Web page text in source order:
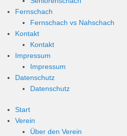
Fernschach
Fernschach vs Nahschach
Kontakt
Kontakt
Impressum
Impressum
Datenschutz
Datenschutz
Start
Verein
Über den Verein